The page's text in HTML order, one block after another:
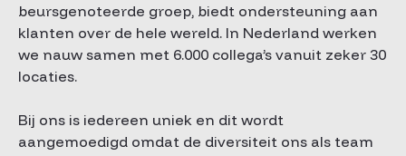
beursgenoteerde groep, biedt ondersteuning aan
klanten over de hele wereld. In Nederland werken
we nauw samen met 6.000 collega’s vanuit zeker 30
locaties.
Bij ons is iedereen uniek en dit wordt
aangemoedigd omdat de diversiteit ons als team